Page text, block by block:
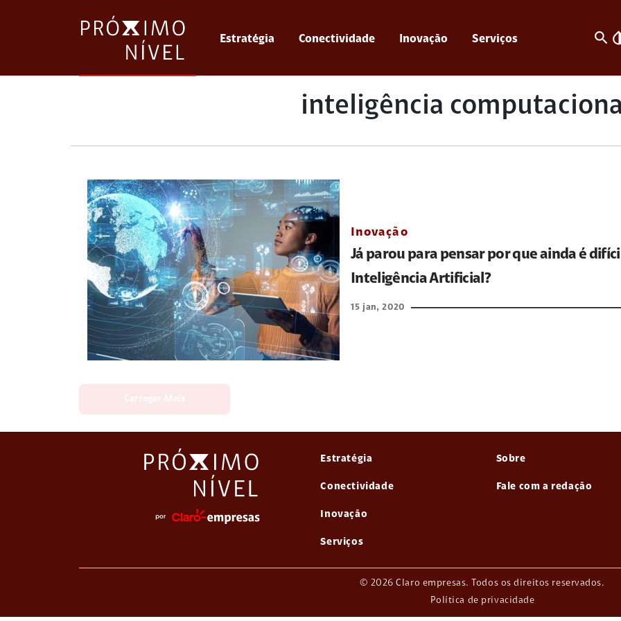
Estratégia Conectividade Inovação Serviços search
inteligência
Inovação
Já parou para pensar por que ainda é
Inteligência Artificial?
15 jan, 2020
Estratégia
Conectividade
Inovação
Serviços
Sobre
Fale com a redação
© 2026 Claro empresas. Todos os direitos reservados.
Política de privacidade